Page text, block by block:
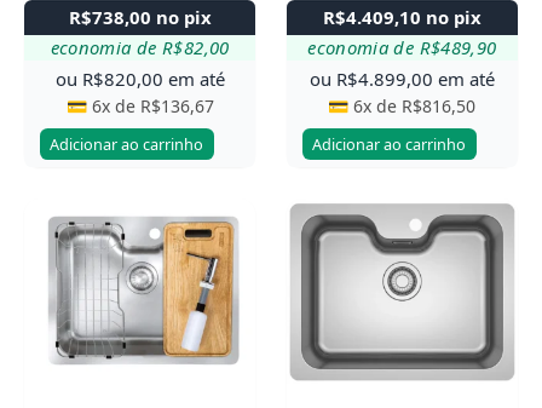
R$738,00 no pix
economia deR$82,00
ou R$820,00 em até
💳 6x de R$136,67
Adicionar ao carrinho
R$4.409,10 no pix
economia de R$489,90
ou R$4.899,00 em até
💳 6x de R$816,50
Adicionar ao carrinho
Este
produto
tem
várias
variantes.
As
Este
produto
tem
várias
As